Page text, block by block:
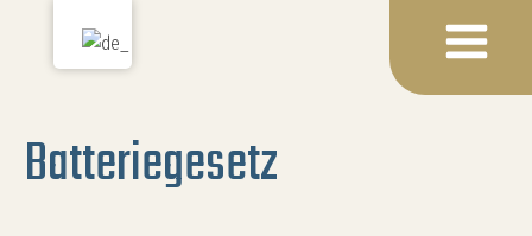
Batteriegesetz